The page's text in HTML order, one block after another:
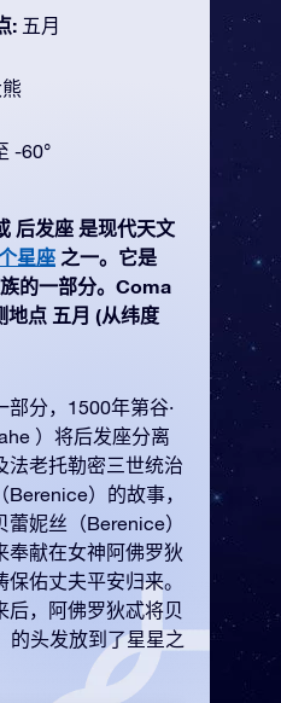
: 五月
-60°
后发座 是现代天文
星座 之一。它是
的一部分。Coma
点 五月 (从纬度
部分，1500年第谷·
）将后发座分离
法老托勒密三世统治
）的故事，
妮丝（Berenice）
奉献在女神阿佛罗狄
佑丈夫平安归来。
后，阿佛罗狄忒将贝
的头发放到了星星之